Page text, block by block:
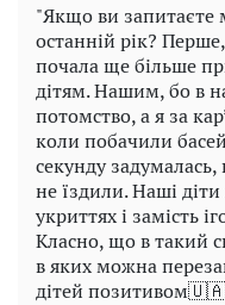
"Якщо ви запитаєте
останній рік?
почала ще більше
дітям. Нашим, бо в
потомство, а я за
коли побачили
секунду
не їздили. Наші діти
укриттях і замість
Класно, що в такий
в яких можна
дітей